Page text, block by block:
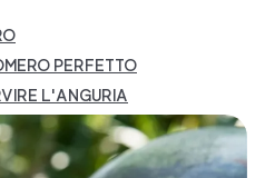
PERFETTO
L'ANGURIA